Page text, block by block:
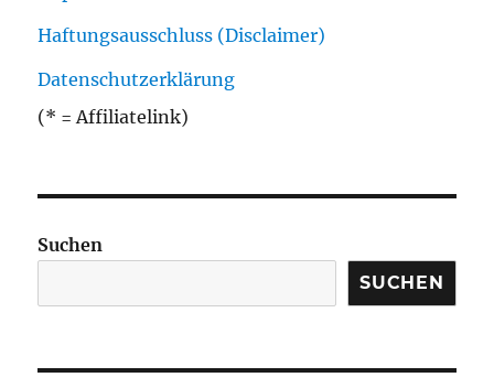
Haftungsausschluss (Disclaimer)
Datenschutzerklärung
(* = Affiliatelink)
Suchen
SUCHEN